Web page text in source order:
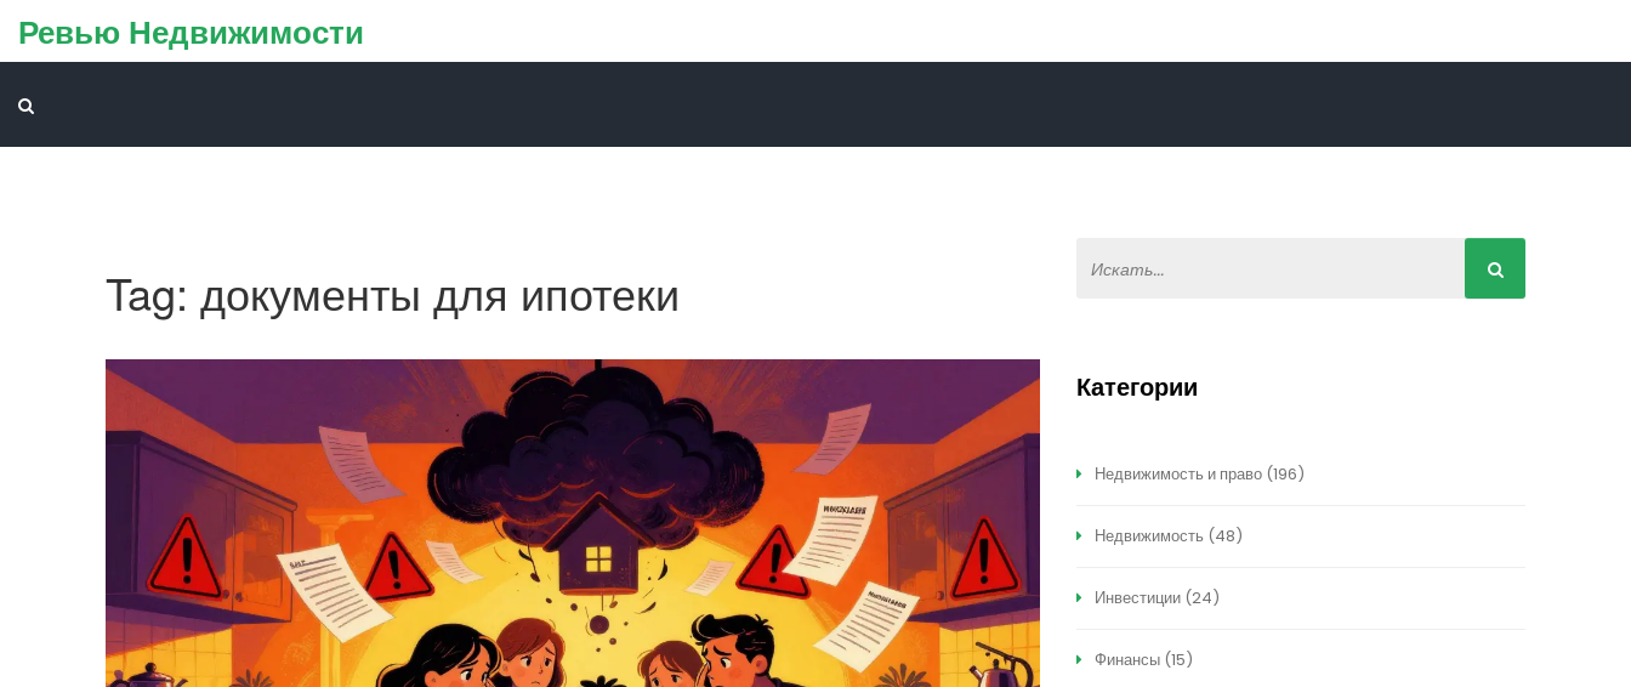
Ревью Недвижимости
Tag: документы для ипотеки
Категории
Недвижимость и право (196)
Недвижимость (48)
Инвестиции (24)
Финансы (15)